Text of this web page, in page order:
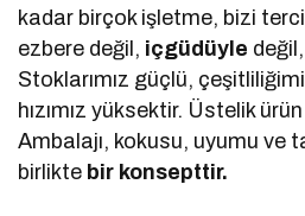
kadar birçok işletme, bizi
ezbere değil, içgüdüyle
Stoklarımız güçlü,
hızımız yüksektir. Üstelik
Ambalajı, kokusu, uyumu ve
birlikte bir konsepttir.